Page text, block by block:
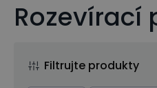
Rozevírací
Filtrujte produkty